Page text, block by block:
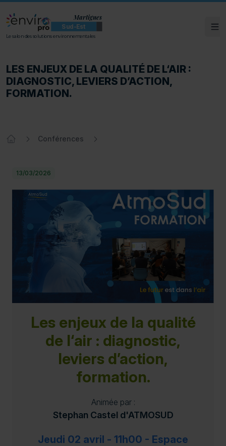
ENVIROpro Sud-Est - Martigues
Martigues
Sud-Est
Le salon des solutions environnementales
LES ENJEUX DE LA QUALITÉ DE L‘AIR :
LES ENJEUX DE LA QUALITÉ DE L‘AIR :
DIAGNOSTIC, LEVIERS D’ACTION,
FORMATION.
Conférences
13/03/2026
Les enjeux de la qualité
de l‘air : diagnostic,
leviers d’action,
formation.
Animée par :
Stephan Castel d'ATMOSUD
Jeudi 02 avril - 11h00 - Espace